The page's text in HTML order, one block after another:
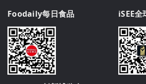
Foodaily每日食品 iSEE全